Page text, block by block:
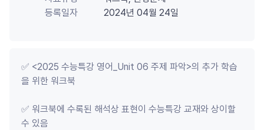
등록일자
2024년 04월 24일
✅ <2025 수능특강 영어_Unit 06 주제 파악>의 추가 학습
을 위한 워크북
✅ 워크북에 수록된 해석상 표현이 수능특강 교재와 상이할
수 있음